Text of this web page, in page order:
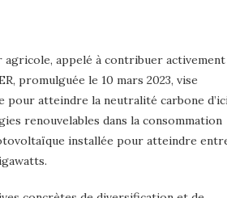
appelé à contribuer activement
promulguée le 10 mars 2023, vise
pour atteindre la neutralité carbone
renouvelables dans la consommation
installée pour atteindre